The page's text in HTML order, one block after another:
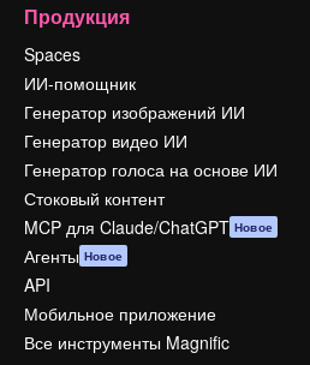
Продукция
Spaces
ИИ-помощник
Генератор изображений ИИ
Генератор видео ИИ
Генератор голоса на основе ИИ
Стоковый контент
MCP для Claude/ChatGPT Новое
Агенты Новое
API
Мобильное приложение
Все инструменты Magnific